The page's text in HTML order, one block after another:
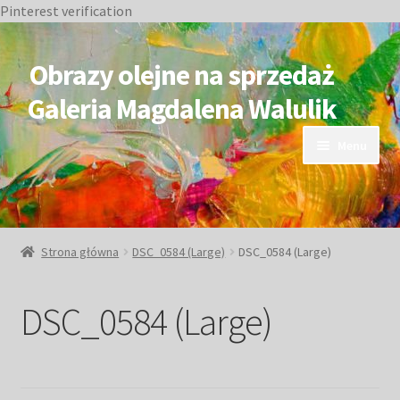
Pinterest verification
do
nawigacji
do
treści
Obrazy olejne na sprzedaż
Galeria Magdalena Walulik
OBRAZY DOSTĘPNE
Małe obrazy
Strona główna DSC_0584 (Large) DSC_0584 (Large)
DSC_0584 (Large)